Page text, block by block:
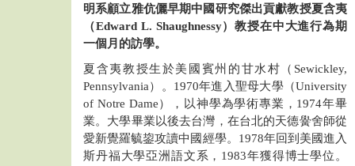
明系顧立雅伉儷早期中國研究傑出貢獻教授夏含夷
（Edward L. Shaughnessy）教授在中大進行為期
一個月的訪學。
夏含夷教授生於美國賓州的甘水村（Sewickley,
Pennsylvania）。1970年進入聖母大學（University
of Notre Dame），以神學為學術專業，1974年畢
業。大學畢業以後去台灣，在台北的天德黌舍師從
愛新覺羅毓鋆攻讀中國經學。1978年回到美國進入
斯丹福大學亞洲語文系，1983年獲得博士學位。